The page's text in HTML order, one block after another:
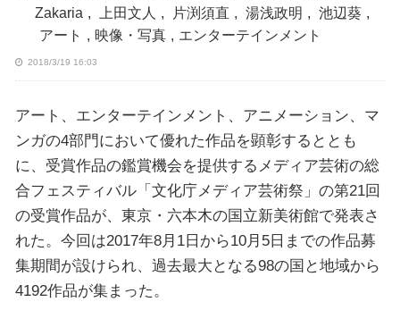
Zakaria , 上田文人 , 片渕須直 , 湯浅政明 , 池辺葵 ,
アート , 映像・写真 , エンターテインメント
2018/3/19 16:03
アート、エンターテインメント、アニメーション、マ
ンガの4部門において優れた作品を顕彰するととも
に、受賞作品の鑑賞機会を提供するメディア芸術の総
合フェスティバル「文化庁メディア芸術祭」の第21回
の受賞作品が、東京・六本木の国立新美術館で発表さ
れた。今回は2017年8月1日から10月5日までの作品募
集期間が設けられ、過去最大となる98の国と地域から
4192作品が集まった。